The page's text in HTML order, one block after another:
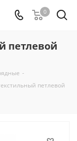
0
петлевой
-
петлевой